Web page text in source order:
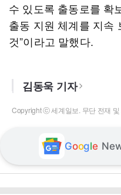
수 있도록 출동로를 확
출동 지원 체계를 지속
것”이라고 말했다.
김동욱 기자
Copyright ⓒ 세계일보. 무단 전재 및
Google